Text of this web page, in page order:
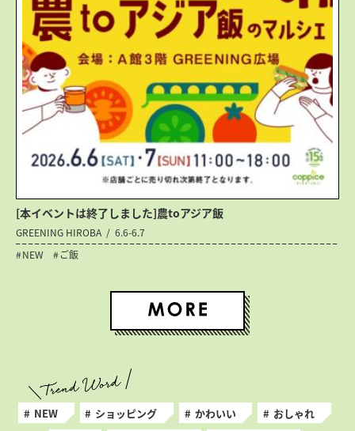
[本イベントは終了しました]農toアジア飯
GREENING HIROBA
6.6-6.7
NEW
ご飯
NEW ショッピング かわいい
おしゃれ